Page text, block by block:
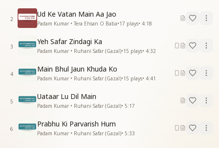
ये खुदा तेरी हम पर है लाखो रहमत
2
Ud Ke Vatan Main Aa Jao
Padam Kumar • Tera Ehsan O Baba•17 plays• 4:18
3
Yeh Safar Zindagi Ka
Padam Kumar • Ruhani Safar (Gazal)•15 plays• 4:32
4
Main Bhul Jaun Khuda Ko
Padam Kumar • Ruhani Safar (Gazal)•15 plays• 4:41
5
Uataar Lu Dil Main
Padam Kumar • Ruhani Safar (Gazal)• 5:17
6
Prabhu Ki Parvarish Hum
Padam Kumar • Ruhani Safar (Gazal)• 5:33